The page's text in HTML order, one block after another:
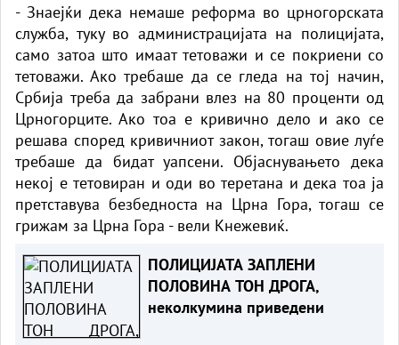
- Знаејќи дека немаше реформа во црногорската
служба, туку во администрацијата на полицијата,
само затоа што имаат тетоважи и се покриени со
тетоважи. Ако требаше да се гледа на тој начин,
Србија треба да забрани влез на 80 проценти од
Црногорците. Ако тоа е кривично дело и ако се
решава според кривичниот закон, тогаш овие луѓе
требаше да бидат уапсени. Објаснувањето дека
некој е тетовиран и оди во теретана и дека тоа ја
претставува безбедноста на Црна Гора, тогаш се
грижам за Црна Гора - вели Кнежевиќ.
ПОЛИЦИЈАТА ЗАПЛЕНИ
ПОЛОВИНА ТОН ДРОГА,
неколкумина приведени